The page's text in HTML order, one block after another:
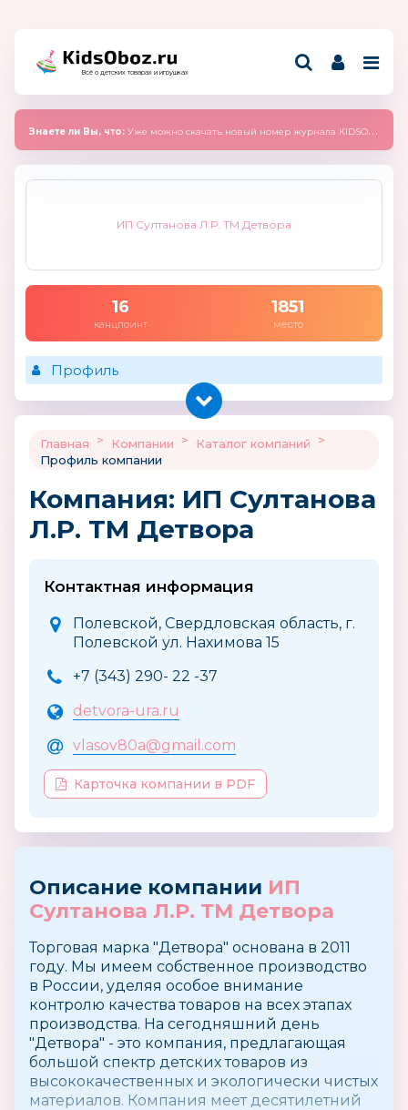
Всё о детских товарах и игрушках
Знаете ли Вы, что: Уже можно скачать новый номер журнала KIDSOBOZ 2025 (сентябрь)
ИП Султанова Л.Р. ТМ Детвора
16
канцпоинт
1851
место
Профиль
Главная > Компании > Каталог компаний
>
Профиль компании
Компания: ИП Султанова
Л.Р. ТМ Детвора
Контактная информация
Полевской, Свердловская область, г.
Полевской ул. Нахимова 15
+7 (343) 290- 22 -37
detvora-ura.ru
vlasov80a@gmail.com
Карточка компании в PDF
Описание компании ИП
Султанова Л.Р. ТМ Детвора
Торговая марка "Детвора" основана в 2011
году. Мы имеем собственное производство
в России, уделяя особое внимание
контролю качества товаров на всех этапах
производства. На сегодняшний день
"Детвора" - это компания, предлагающая
большой спектр детских товаров из
высококачественных и экологически чистых
материалов. Компания меет десятилетний